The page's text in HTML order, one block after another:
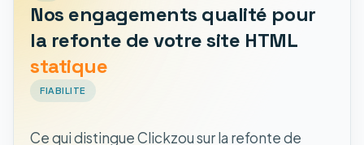
Nos engagements qualité pour
la refonte de votre site HTML
statique
FIABILITE
Ce qui distingue Clickzou sur la refonte de